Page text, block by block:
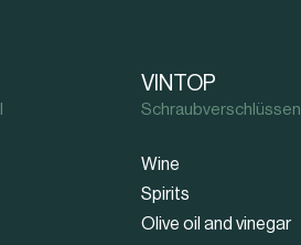
VINTOP
Schraubverschlüssen
Wine
Spirits
Olive oil and vinegar